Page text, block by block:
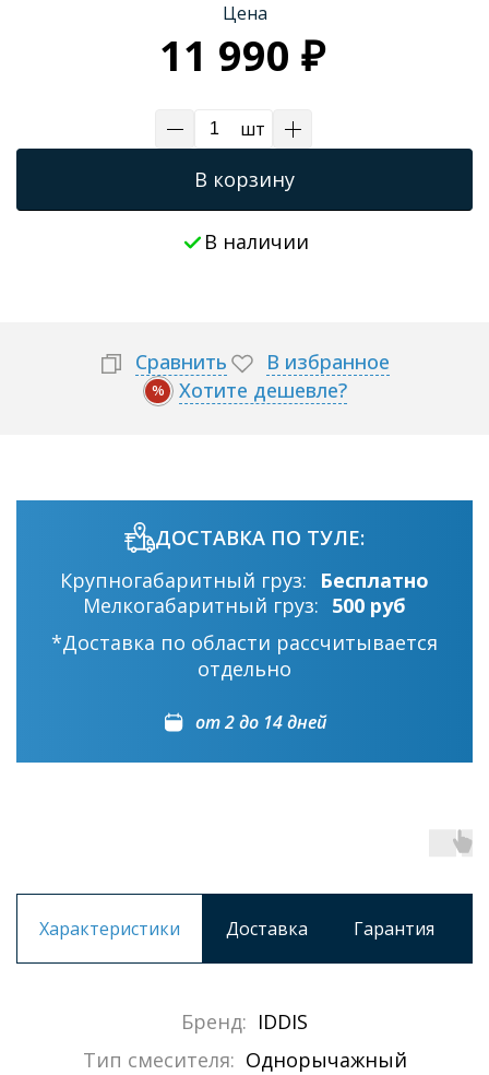
Цена
11 990 ₽
шт
В корзину
В наличии
Сравнить В избранное
% Хотите дешевле?
ДОСТАВКА ПО ТУЛЕ:
Крупногабаритный груз:
Бесплатно
Мелкогабаритный груз: 500 руб
*Доставка по области рассчитывается
отдельно
от 2 до 14 дней
Характеристики Доставка Гарантия
Бренд: IDDIS
Тип смесителя: Однорычажный